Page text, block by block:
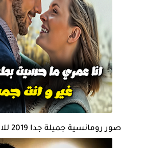
صور رومانسية جميلة جدا 2019 للاحباب وللمتزوجين